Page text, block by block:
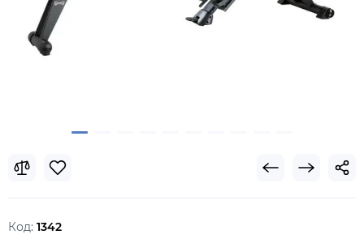
Код: 1342